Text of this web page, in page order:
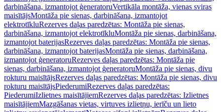
darbināšana, izmantojot ģeneratoruVertikāla montāža, vienas sviras
maisītājsMontāža pie sienas, darbināšana, izmantojot
elektrotīkluRezerves daļas paredzētas: Montāža pie sienas,
darbināšana, izmantojot elektrotīkluMontāža pie sienas, darbināšana,
izmantojot baterijasRezerves daļas paredzētas: Montāža pie sienas,
darbināšana, izmantojot baterijasMontāža pie sienas, darbināšana,
izmantojot ģeneratoruRezerves daļas paredzētas: Montāža pie
sienas, darbināšana, izmantojot ģeneratoruMontāža pie sienas, divu
rokturu maisītājsRezerves daļas paredzētas: Montāža pie sienas, divu
rokturu maisītājsPiederumiRezerves daļas paredzētas:
PiederumiIzlietnes maisītājiemRezerves daļas paredzētas: Izlietnes
maisītājiemMazgāšanas vietas, virtuves izlietņu, ierīču un lieto